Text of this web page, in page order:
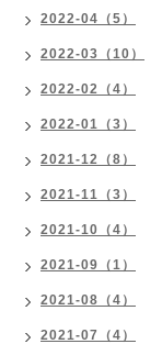
2022-04（5）
2022-03（10）
2022-02（4）
2022-01（3）
2021-12（8）
2021-11（3）
2021-10（4）
2021-09（1）
2021-08（4）
2021-07（4）